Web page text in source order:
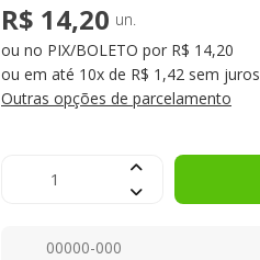
R$ 14,20 un.
ou no PIX/BOLETO por R$ 14,20
ou em até 10x de R$ 1,42 sem juros
Outras opções de parcelamento